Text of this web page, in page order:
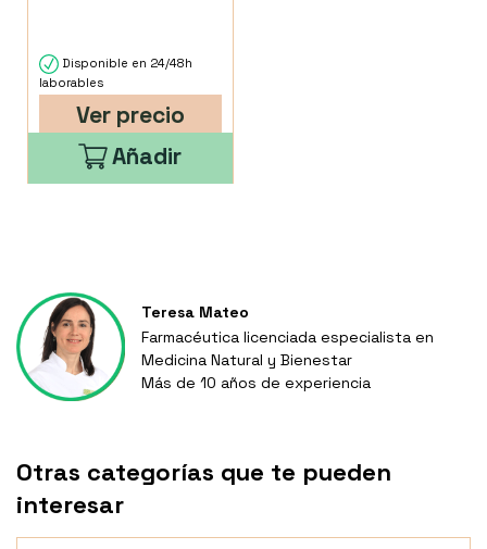
Disponible en 24/48h
laborables
Ver precio
Añadir
Teresa Mateo
Farmacéutica licenciada especialista en
Medicina Natural y Bienestar
Más de 10 años de experiencia
Otras categorías que te pueden
interesar